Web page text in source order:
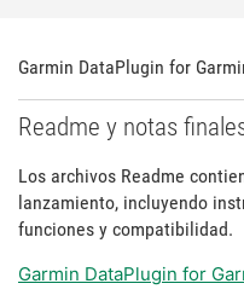
Garmin DataPlugin for
Readme y notas
Los archivos Readme
lanzamiento, incluyendo
funciones y compatibilidad.
Garmin DataPlugin for